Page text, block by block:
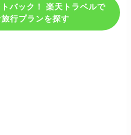
バック！ 楽天トラベルで
行プランを探す